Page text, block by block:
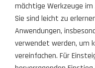
mächtige Werkzeuge
Sie sind leicht zu
Anwendungen,
verwendet werden, um
vereinfachen. Für